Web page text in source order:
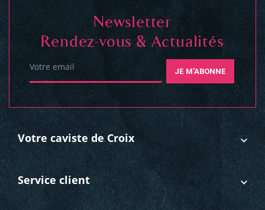
Votre caviste de Croix
Service client
Newsletter
Rendez-vous & Actualités
Votre email JE M'ABONNE